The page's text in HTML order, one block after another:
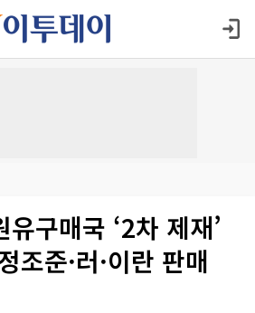
구매국 ‘2차 제재’
준·러·이란 판매